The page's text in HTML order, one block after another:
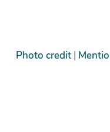
Photo credit |